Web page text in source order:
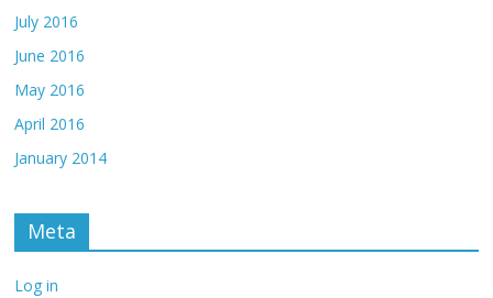
July 2016
June 2016
May 2016
April 2016
January 2014
Meta
Log in